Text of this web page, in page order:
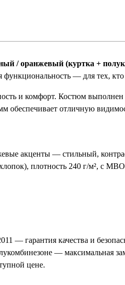
/ оранжевый (куртка +
— для тех, кто
и комфорт. Костюм
обеспечивает отличную
акценты — стильный,
плотность 240 г/м², с
— гарантия качества и
— максимальная
цене.